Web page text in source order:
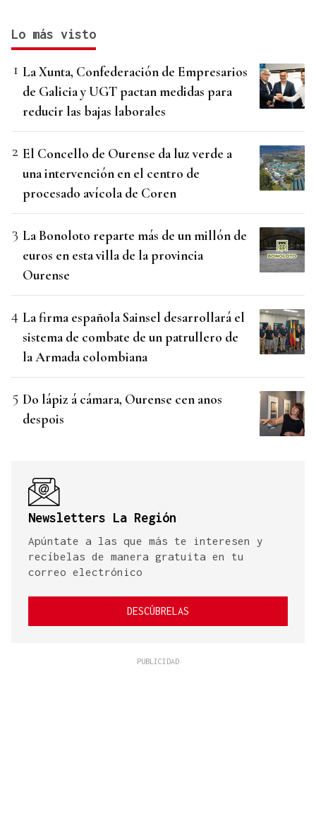
Lo más visto
La Xunta, Confederación de Empresarios
de Galicia y UGT pactan medidas para
reducir las bajas laborales
El Concello de Ourense da luz verde a
una intervención en el centro de
procesado avícola de Coren
La Bonoloto reparte más de un millón de
euros en esta villa de la provincia
Ourense
La firma española Sainsel desarrollará el
sistema de combate de un patrullero de
la Armada colombiana
Do lápiz á cámara, Ourense cen anos
despois
Newsletters La Región
Apúntate a las que más te interesen y
recíbelas de manera gratuita en tu
correo electrónico
DESCÚBRELAS